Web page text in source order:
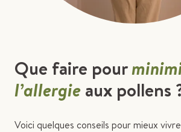
Que faire pour
l’allergieaux pollens
Voici quelques conseils pour mieux